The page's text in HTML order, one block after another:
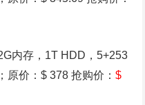
内存，1T HDD，5+253
原价：$ 378 抢购价：$